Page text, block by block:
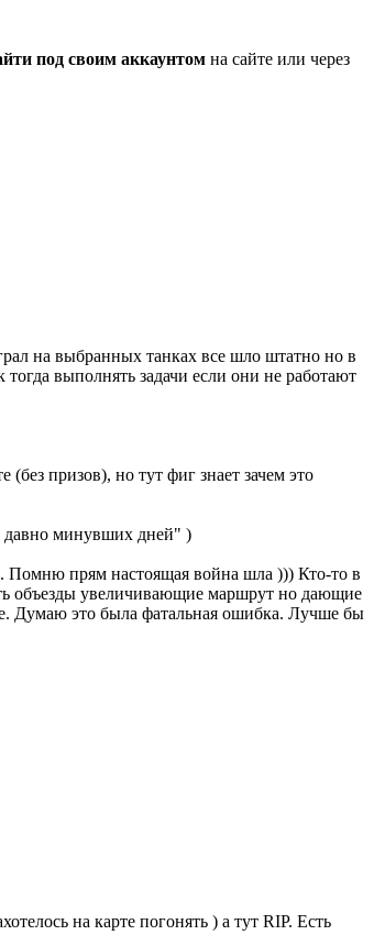
под своим аккаунтомна сайте или через
на выбранных танках все шло штатно но в
выполнять задачи если они не работают
призов), но тут фиг знает зачем это
давно минувших дней" )
Помню прям настоящая война шла ))) Кто-то в
объезды увеличивающие маршрут но дающие
Думаю это была фатальная ошибка. Лучше бы
на карте погонять ) а тут RIP. Есть